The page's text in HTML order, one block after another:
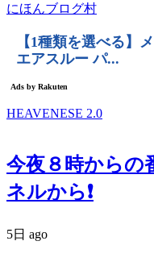
にほんブログ村
HEAVENESE 2.0
今夜８時からの
ネルから❗️
5日 ago